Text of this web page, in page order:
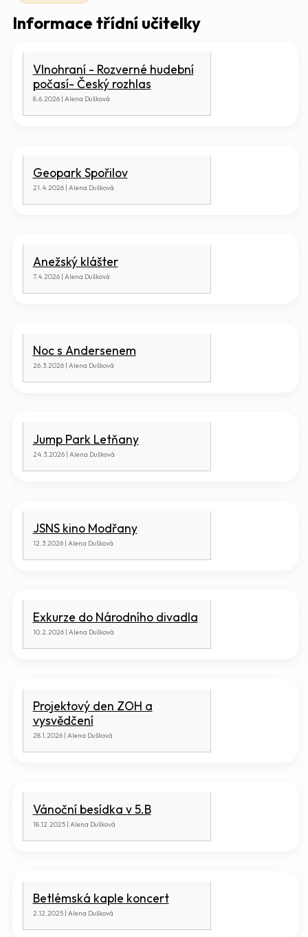
Informace třídní učitelky
Vlnohraní - Rozverné hudební
počasí- Český rozhlas
8.6.2026 | Alena Dušková
Geopark Spořilov
21.4.2026 | Alena Dušková
Anežský klášter
7.4.2026 | Alena Dušková
Noc s Andersenem
26.3.2026 | Alena Dušková
Jump Park Letňany
24.3.2026 | Alena Dušková
JSNS kino Modřany
12.3.2026 | Alena Dušková
Exkurze do Národního divadla
10.2.2026 | Alena Dušková
Projektový den ZOH a
vysvědčení
28.1.2026 | Alena Dušková
Vánoční besídka v 5.B
18.12.2025 | Alena Dušková
Betlémská kaple koncert
2.12.2025 | Alena Dušková